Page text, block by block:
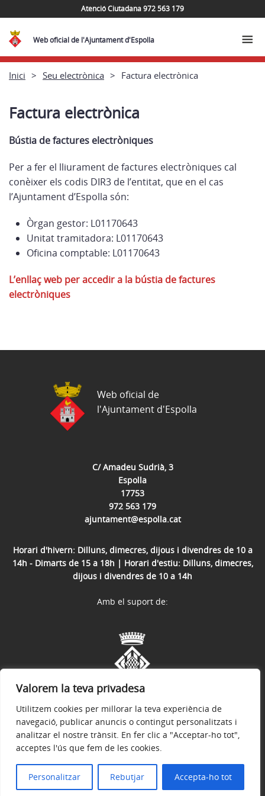
Valorem la teva privadesa
Utilitzem cookies per millorar la teva experiència de
navegació, publicar anuncis o contingut personalitzats i
analitzar el nostre trànsit. En fer clic a "Acceptar-ho tot",
acceptes l'ús que fem de les cookies.
Personalitzar Rebutjar Accepta-ho tot
Atenció Ciutadana 972 563 179
Web oficial de l'Ajuntament d'Espolla
Inici Seu electrònica Factura electrònica
Factura electrònica
Bústia de factures electròniques
Per a fer el lliurament de factures electròniques cal
conèixer els codis DIR3 de l’entitat, que en el cas
l’Ajuntament d’Espolla són:
Òrgan gestor: L01170643
Unitat tramitadora: L01170643
Oficina comptable: L01170643
L’enllaç web per accedir a la bústia de factures
electròniques
C/ Amadeu Sudrià, 3
Espolla
17753
972 563 179
ajuntament@espolla.cat
Horari d'hivern: Dilluns, dimecres, dijous i divendres de 10 a
14h - Dimarts de 15 a 18h | Horari d'estiu: Dilluns, dimecres,
dijous i divendres de 10 a 14h
Web oficial de
l'Ajuntament d'Espolla
Avís legal Política de privacitat
© 2026
Amb el suport de: